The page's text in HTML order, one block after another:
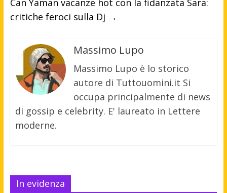
Can Yaman vacanze hot con la fidanzata Sara:
critiche feroci sulla Dj →
Massimo Lupo
Massimo Lupo è lo storico
autore di Tuttouomini.it Si
occupa principalmente di news
di gossip e celebrity. E' laureato in Lettere
moderne.
In evidenza